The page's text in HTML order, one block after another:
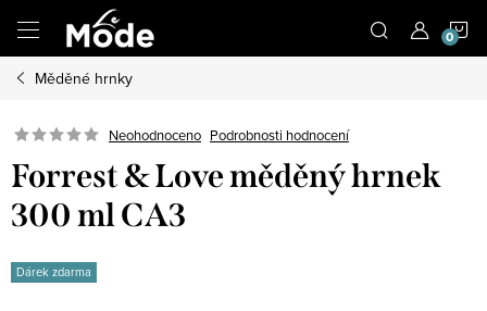
obsah
Měděné hrnky
Neohodnoceno Podrobnosti hodnocení
Forrest & Love měděný hrnek
300 ml CA3
Dárek zdarma